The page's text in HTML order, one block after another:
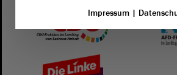
Impressum|